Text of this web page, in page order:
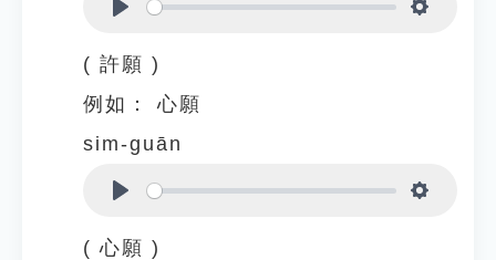
( 許願 )
例如：
心願
sim-guān
( 心願 )